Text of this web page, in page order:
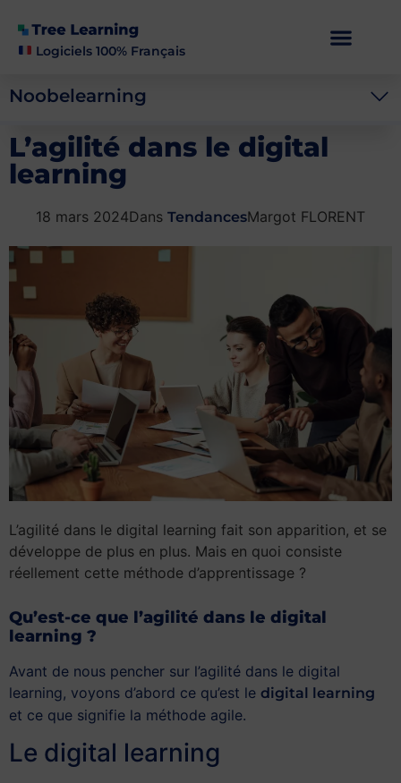
Logiciels 100% Français
Noobelearning
L’agilité dans le digital
learning
18 mars 2024Dans TendancesMargot FLORENT
L’agilité dans le digital learning fait son apparition, et se
développe de plus en plus. Mais en quoi consiste
réellement cette méthode d’apprentissage ?
Qu’est-ce que l’agilité dans le digital
learning ?
Avant de nous pencher sur l’agilité dans le digital
learning, voyons d’abord ce qu’est le digital learning
et ce que signifie la méthode agile.
Le digital learning